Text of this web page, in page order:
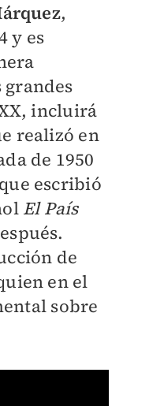
,
y es
incluirá
realizó en
de 1950
escribió
El País
de
en el
sobre